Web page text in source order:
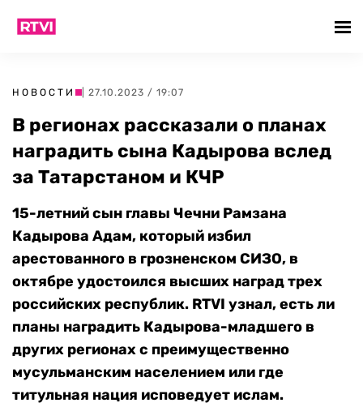
НОВОСТИ | 27.10.2023 / 19:07
В регионах рассказали о планах
наградить сына Кадырова вслед
за Татарстаном и КЧР
15-летний сын главы Чечни Рамзана
Кадырова Адам, который избил
арестованного в грозненском СИЗО, в
октябре удостоился высших наград трех
российских республик. RTVI узнал, есть ли
планы наградить Кадырова-младшего в
других регионах с преимущественно
мусульманским населением или где
титульная нация исповедует ислам.